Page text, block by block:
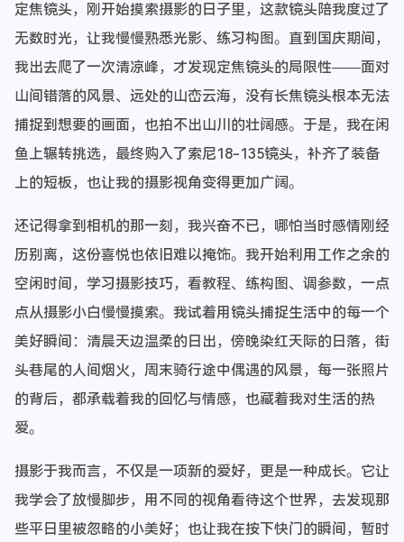
定焦镜头，刚开始摸索摄影的日子里，这款镜头陪我度过了
无数时光，让我慢慢熟悉光影、练习构图。直到国庆期间，
我出去爬了一次清凉峰，才发现定焦镜头的局限性——面对
山间错落的风景、远处的山峦云海，没有长焦镜头根本无法
捕捉到想要的画面，也拍不出山川的壮阔感。于是，我在闲
鱼上辗转挑选，最终购入了索尼18-135镜头，补齐了装备
上的短板，也让我的摄影视角变得更加广阔。
还记得拿到相机的那一刻，我兴奋不已，哪怕当时感情刚经
历别离，这份喜悦也依旧难以掩饰。我开始利用工作之余的
空闲时间，学习摄影技巧，看教程、练构图、调参数，一点
点从摄影小白慢慢摸索。我试着用镜头捕捉生活中的每一个
美好瞬间：清晨天边温柔的日出，傍晚染红天际的日落，街
头巷尾的人间烟火，周末骑行途中偶遇的风景，每一张照片
的背后，都承载着我的回忆与情感，也藏着我对生活的热
爱。
摄影于我而言，不仅是一项新的爱好，更是一种成长。它让
我学会了放慢脚步，用不同的视角看待这个世界，去发现那
些平日里被忽略的小美好；也让我在按下快门的瞬间，暂时